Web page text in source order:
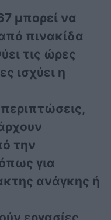
μπορεί να
πινακίδα
τις ώρες
ισχύει η
την
για
ανάγκης ή